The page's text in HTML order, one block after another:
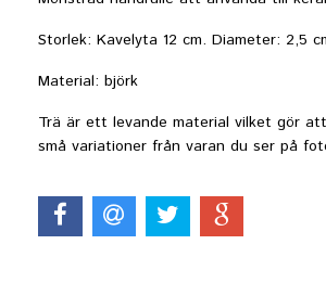
Storlek: Kavelyta 12 cm. Diameter: 2,5
Material: björk
Trä är ett levande material vilket gör
små variationer från varan du ser på